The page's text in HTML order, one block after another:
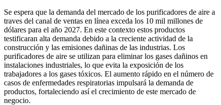
Se espera que la demanda del mercado de los purificadores de aire a
traves del canal de ventas en línea exceda los 10 mil millones de
dólares para el año 2027. En este contexto estos productos
testificaran alta demanda debido a la creciente actividad de la
construcción y las emisiones dañinas de las industrias. Los
purificadores de aire se utilizan para eliminar los gases dañinos en
instalaciones industriales, lo que evita la exposición de los
trabajadores a los gases tóxicos. El aumento rápido en el número de
casos de enfermedades respiratorias impulsará la demanda de
productos, fortaleciendo así el crecimiento de este mercado de
negocio.